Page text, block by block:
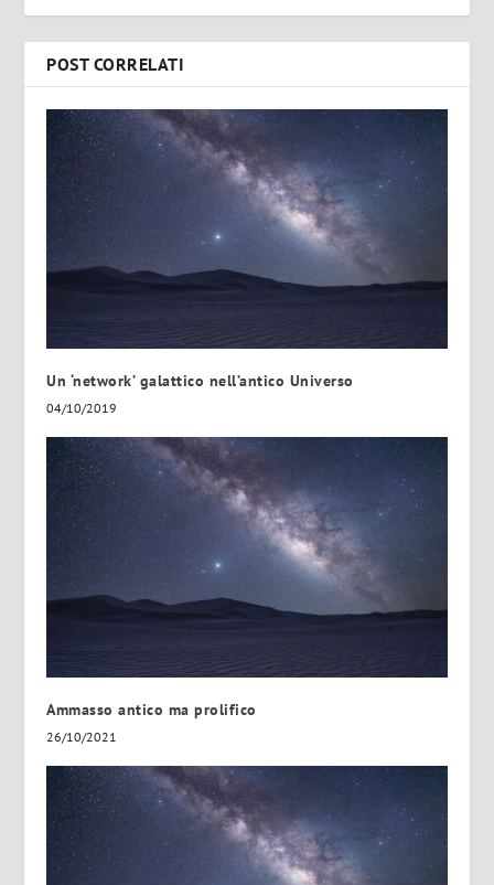
POST CORRELATI
Un ‘network’ galattico nell’antico Universo
04/10/2019
Ammasso antico ma prolifico
26/10/2021